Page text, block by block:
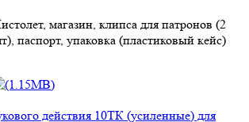
магазин, клипса для патронов (2
паспорт, упаковка (пластиковый кейс)